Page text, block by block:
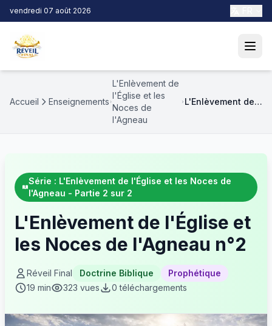
vendredi 07 août 2026
Accueil Enseignements
L'Enlèvement de
l'Église et les
Noces de
l'Agneau
L'Enlèvement de
Série : L'Enlèvement de l'Église et les Noces de
l'Agneau - Partie 2 sur 2
L'Enlèvement de l'Église et
les Noces de l'Agneau n°2
Réveil Final Doctrine Biblique
Prophétique
19 min
323 vues 0 téléchargements